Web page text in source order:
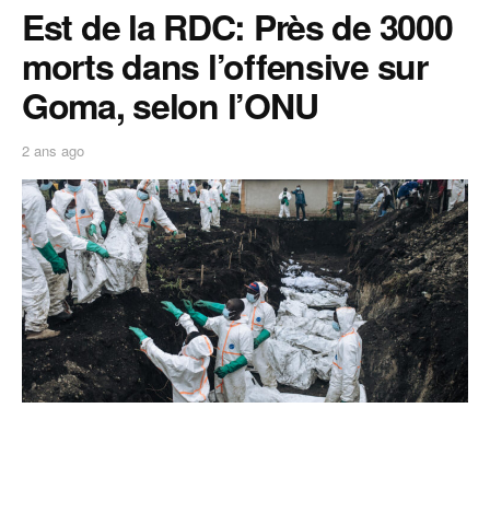
Est de la RDC: Près de 3000
morts dans l’offensive sur
Goma, selon l’ONU
2 ans ago